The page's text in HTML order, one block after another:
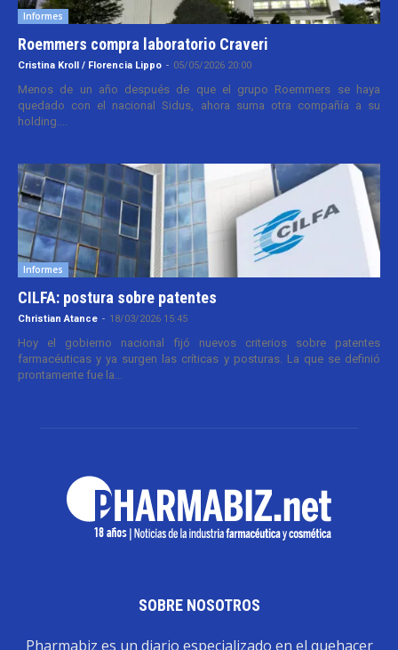
Informes
Roemmers compra laboratorio Craveri
Cristina Kroll / Florencia Lippo - 05/05/2026 20:00
Menos de un año después de que el grupo Roemmers se haya
quedado con el nacional Sidus, ahora suma otra compañía a su
holding....
Informes
CILFA: postura sobre patentes
Christian Atance - 18/03/2026 15:45
Hoy el gobierno nacional fijó nuevos criterios sobre patentes
farmacéuticas y ya surgen las críticas y posturas. La que se definió
prontamente fue la...
SOBRE NOSOTROS
Pharmabiz es un diario especializado en el quehacer